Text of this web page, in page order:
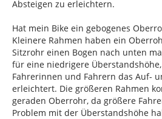
Absteigen zu erleichtern.
Hat mein Bike ein gebogenes
Kleinere Rahmen haben ein
Sitzrohr einen Bogen nach unten
für eine niedrigere
Fahrerinnen und Fahrern das Auf-
erleichtert. Die größeren Rahmen
geraden Oberrohr, da größere
Problem mit der Überstandshöhe